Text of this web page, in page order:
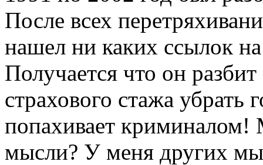
После всех
нашел ни каких ссылок на
Получается что он
страхового стажа убрать
попахивает криминалом!
мысли? У меня других